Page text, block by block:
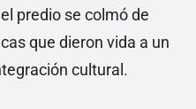
predio se colmó de
que dieron vida a un
cultural.